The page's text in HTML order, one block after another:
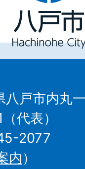
Hachinohe
City
戸市内丸一
代表）
2077
内）